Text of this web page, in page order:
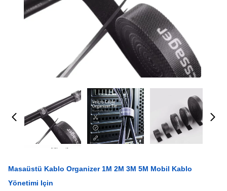
Masaüstü Kablo Organizer 1M 2M 3M 5M Mobil Kablo
Yönetimi Için